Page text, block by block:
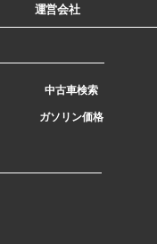
運営会社
中古車検索
ガソリン価格